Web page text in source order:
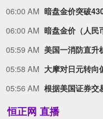
06:00 AM 暗盘金价突破
06:00 AM
05:59 AM 美国一消防直升
05:58 AM 大摩对日元转向
05:56 AM
恒正网 直播